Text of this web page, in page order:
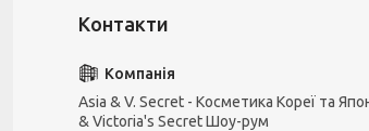
Asia & V. Secret - Косметика Кореї та
& Victoria's Secret Шоу-рум